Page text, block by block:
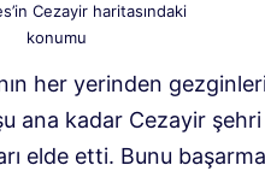
Cezayir haritasındaki
konumu
her yerinden
ana kadar Cezayir
elde etti. Bunu